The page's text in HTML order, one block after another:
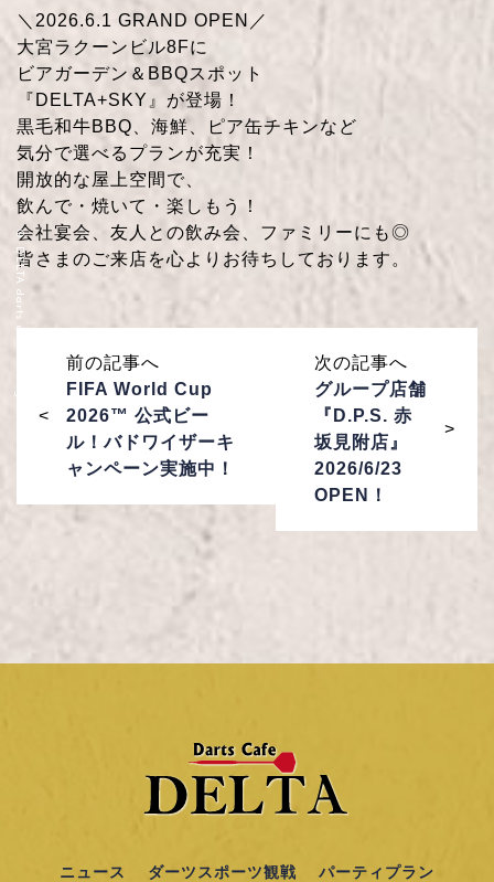
＼2026.6.1 GRAND OPEN／
大宮ラクーンビル8Fに
ビアガーデン＆BBQスポット
『DELTA+SKY』が登場！
黒毛和牛BBQ、海鮮、ピア缶チキンなど
気分で選べるプランが充実！
開放的な屋上空間で、
飲んで・焼いて・楽しもう！
会社宴会、友人との飲み会、ファミリーにも◎
皆さまのご来店を心よりお待ちしております。
前の記事へ
FIFA World Cup
2026™ 公式ビー
ル！バドワイザーキ
ャンペーン実施中！
次の記事へ
グループ店舗
『D.P.S. 赤
坂見附店』
2026/6/23
OPEN！
ニュース ダーツスポーツ観戦
パーティプラン
© DELTA darts cafe All Rights Reserved.